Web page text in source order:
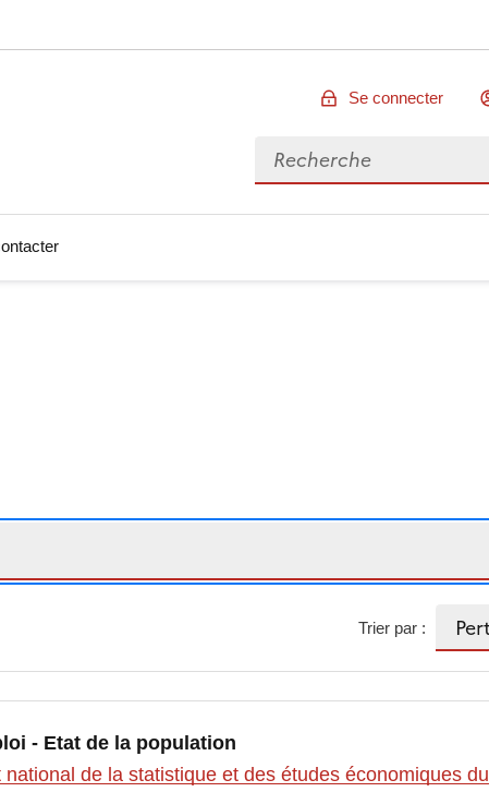
Se connecter
Rechercher des données
Trier par :
- Etat de la population
national de la statistique et des études économiques du